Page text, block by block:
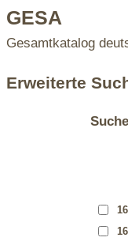
GESA
Gesamtkatalog
Erweiterte